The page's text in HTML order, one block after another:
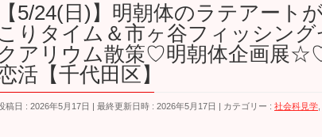
【5/24(日)】明朝体のラテアート
こりタイム＆市ヶ谷フィッシン
クアリウム散策♡明朝体企画展
活【千代田区】
稿日 : 2026年5月17日 最終更新日時 : 2026年5月17日 カテゴリー : 社会科見学